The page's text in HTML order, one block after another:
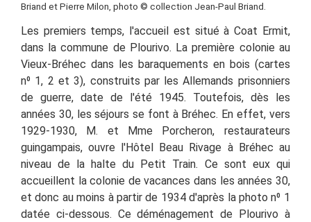
Briand et Pierre Milon, photo © collection Jean-Paul Briand.
Les premiers temps, l'accueil est situé à Coat Ermit,
dans la commune de Plourivo. La première colonie au
Vieux-Bréhec dans les baraquements en bois (cartes
n⁰ 1, 2 et 3), construits par les Allemands prisonniers
de guerre, date de l'été 1945. Toutefois, dès les
années 30, les séjours se font à Bréhec. En effet, vers
1929-1930, M. et Mme Porcheron, restaurateurs
guingampais, ouvre l'Hôtel Beau Rivage à Bréhec au
niveau de la halte du Petit Train. Ce sont eux qui
accueillent la colonie de vacances dans les années 30,
et donc au moins à partir de 1934 d'après la photon⁰ 1
datée ci-dessous. Ce déménagement de Plourivo à